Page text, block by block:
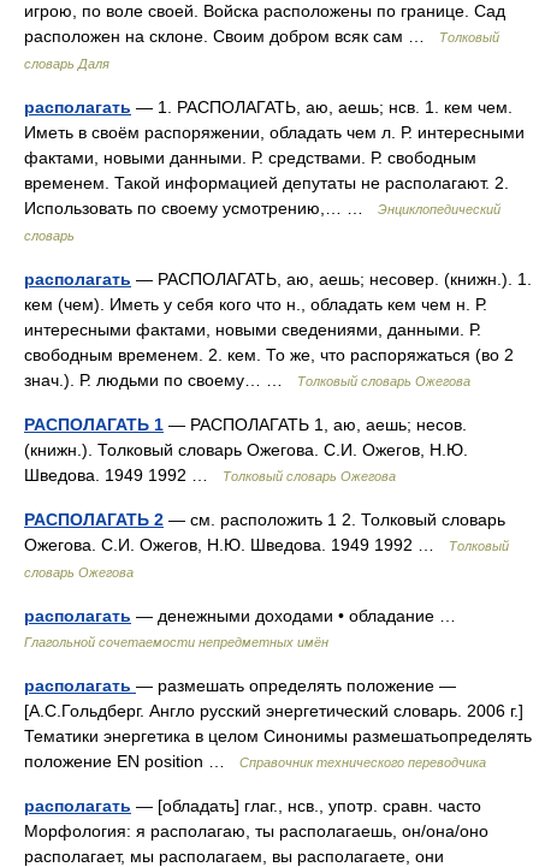
игрою, по воле своей. Войска расположены по границе. Сад
расположен на склоне. Своим добром всяк сам …
Толковый
словарь Даля
располагать — 1. РАСПОЛАГАТЬ, аю, аешь; нсв. 1. кем чем.
Иметь в своём распоряжении, обладать чем л. Р. интересными
фактами, новыми данными. Р. средствами. Р. свободным
временем. Такой информацией депутаты не располагают. 2.
Использовать по своему усмотрению,… …
Энциклопедический
словарь
располагать — РАСПОЛАГАТЬ, аю, аешь; несовер. (книжн.). 1.
кем (чем). Иметь у себя кого что н., обладать кем чем н. Р.
интересными фактами, новыми сведениями, данными. Р.
свободным временем. 2. кем. То же, что распоряжаться (во 2
знач.). Р. людьми по своему… …
Толковый словарь Ожегова
РАСПОЛАГАТЬ 1 — РАСПОЛАГАТЬ 1, аю, аешь; несов.
(книжн.). Толковый словарь Ожегова. С.И. Ожегов, Н.Ю.
Шведова. 1949 1992 …
Толковый словарь Ожегова
РАСПОЛАГАТЬ 2 — см. расположить 1 2. Толковый словарь
Ожегова. С.И. Ожегов, Н.Ю. Шведова. 1949 1992 …
Толковый
словарь Ожегова
располагать — денежными доходами • обладание …
Глагольной сочетаемости непредметных имён
располагать — размешать определять положение —
[А.С.Гольдберг. Англо русский энергетический словарь. 2006 г.]
Тематики энергетика в целом Синонимы размешатьопределять
положение EN position …
Справочник технического переводчика
располагать — [обладать] глаг., нсв., употр. сравн. часто
Морфология: я располагаю, ты располагаешь, он/она/оно
располагает, мы располагаем, вы располагаете, они